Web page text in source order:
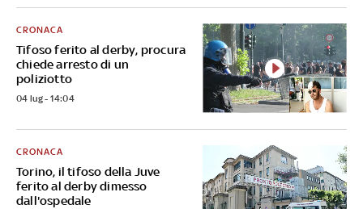
Tifoso ferito al derby, procura
chiede arresto di un
poliziotto
CRONACA
04 lug - 14:04
Torino, il tifoso della Juve
ferito al derby dimesso
dall'ospedale
CRONACA